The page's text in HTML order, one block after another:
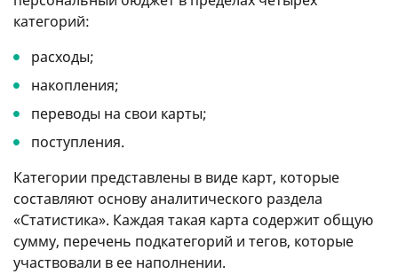
категорий:
расходы;
накопления;
переводы на свои карты;
поступления.
Категории представлены в виде карт, которые
составляют основу аналитического раздела
«Статистика». Каждая такая карта содержит общую
сумму, перечень подкатегорий и тегов, которые
участвовали в ее наполнении.